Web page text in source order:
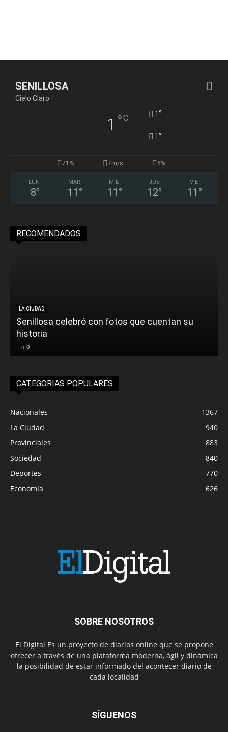
SENILLOSA
Cielo Claro
1 °C 1 °
1 °
71% 7m/s 6%
LUN
8°
MAR
11 °
MIÉ
11 °
JUE
12°
VIE
11 °
RECOMENDADOS
LA CIUDAD
Senillosa celebró con fotos que cuentan su
historia
0
CATEGORIAS POPULARES
Nacionales
1367
La Ciudad
940
Provinciales
883
Sociedad
840
Deportes
770
Economía
626
SOBRE NOSOTROS
El Digital Es un proyecto de diarios online que se propone
ofrecer a través de una plataforma moderna, ágil y dinámica
la posibilidad de estar informado del acontecer diario de
cada localidad
SÍGUENOS